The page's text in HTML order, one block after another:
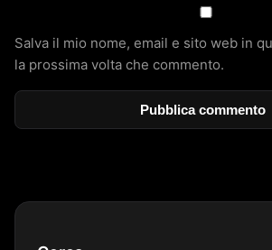
Salva il mio nome, email e sito web in
la prossima volta che commento.